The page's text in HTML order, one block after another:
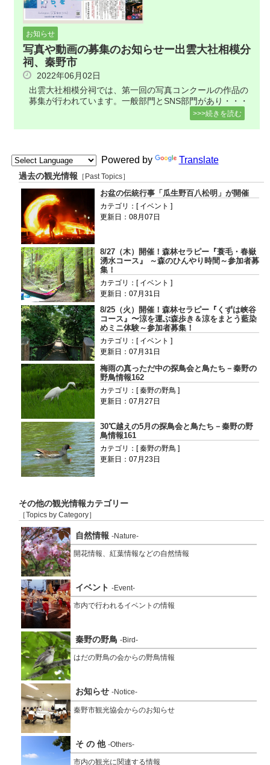
お知らせ
写真や動画の募集のお知らせー出雲大社相模分
祠、秦野市
2022年06月02日
出雲大社相模分祠では、第一回の写真コンクールの作品の
募集が行われています。一般部門とSNS部門があり・・・
>>>続きを読む
Powered by Translate
過去の観光情報 ［Past Topics］
お盆の伝統行事「瓜生野百八松明」が開催
カテゴリ：[ イベント ]
更新日：08月07日
8/27（木）開催！森林セラピー『蓑毛・春嶽
湧水コース』 ～森のひんやり時間～参加者募
集！
カテゴリ：[ イベント ]
更新日：07月31日
8/25（火）開催！森林セラピー『くずは峡谷
コース』〜涼を運ぶ森歩き＆涼をまとう藍染
めミニ体験～参加者募集！
カテゴリ：[ イベント ]
更新日：07月31日
梅雨の真っただ中の探鳥会と鳥たち－秦野の
野鳥情報162
カテゴリ：[ 秦野の野鳥 ]
更新日：07月27日
30℃越えの5月の探鳥会と鳥たち－秦野の野
鳥情報161
カテゴリ：[ 秦野の野鳥 ]
更新日：07月23日
その他の観光情報カテゴリー
［Topics by Category］
自然情報 -Nature-
開花情報、紅葉情報などの自然情報
イベント -Event-
市内で行われるイベントの情報
秦野の野鳥 -Bird-
はだの野鳥の会からの野鳥情報
お知らせ -Notice-
秦野市観光協会からのお知らせ
そ の 他 -Others-
市内の観光に関連する情報